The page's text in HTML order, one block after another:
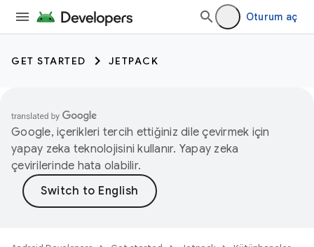
Oturum aç
GET STARTED JETPACK
Google, içerikleri tercih ettiğiniz dile çevirmek için
yapay zeka teknolojisini kullanır. Yapay zeka
çevirilerinde hata olabilir.